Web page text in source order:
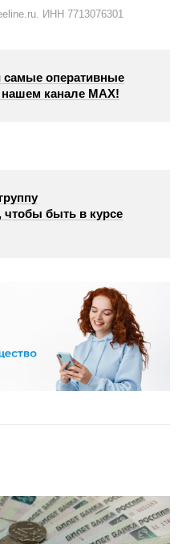
ИНН 7713076301
оперативные
нашем канале МАХ!
чтобы быть в курсе